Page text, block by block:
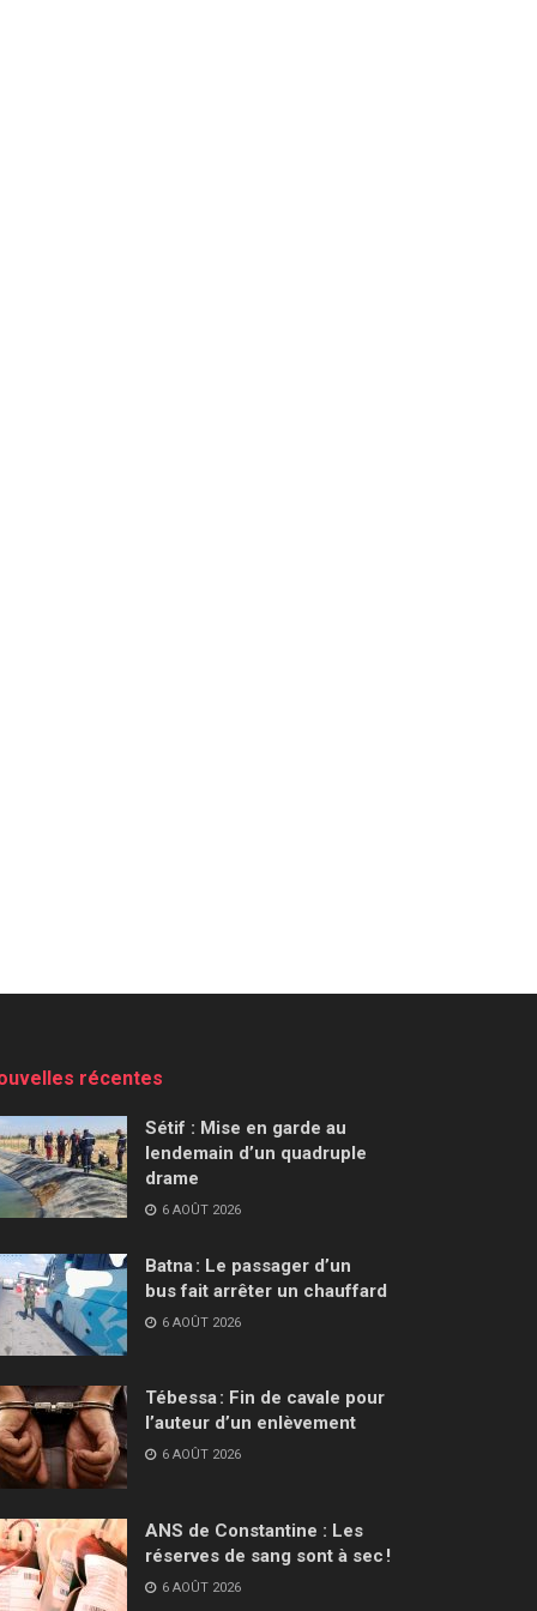
récentes
Sétif : Mise en garde au
lendemain d’un quadruple
drame
6 AOÛT 2026
Batna : Le passager d’un
bus fait arrêter un chauffard
6 AOÛT 2026
Tébessa : Fin de cavale pour
l’auteur d’un enlèvement
6 AOÛT 2026
ANS de Constantine : Les
réserves de sang sont à sec !
6 AOÛT 2026